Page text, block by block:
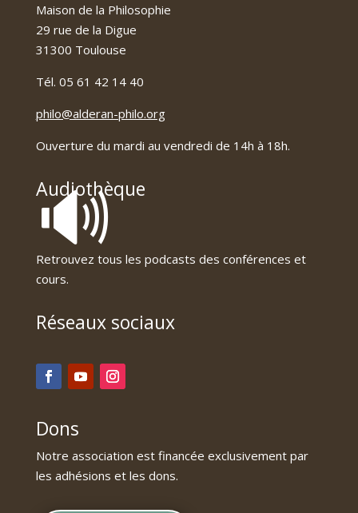
Maison de la Philosophie
29 rue de la Digue
31300 Toulouse
Tél. 05 61 42 14 40
philo@alderan-philo.org
Ouverture du mardi au vendredi de 14h à 18h.
Audiothèque
🔊
Retrouvez tous les podcasts des conférences et
cours.
Réseaux sociaux
Dons
Notre association est financée exclusivement par
les adhésions et les dons.